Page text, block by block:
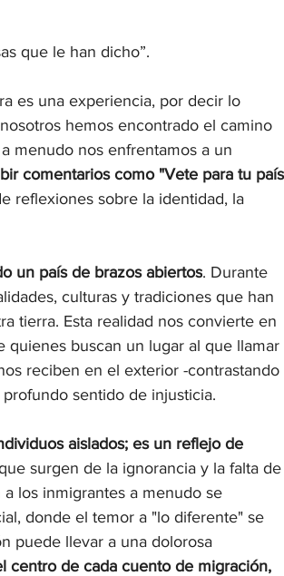
que le han dicho”.
es una experiencia, por decir lo
hemos encontrado el camino
menudo nos enfrentamos a un
comentarios como "Vete para tu
reflexiones sobre la identidad, la
un país de brazos abiertos. Durante
culturas y tradiciones que han
tierra. Esta realidad nos convierte en
buscan un lugar al que llamar
reciben en el exterior -contrastando
sentido de injusticia.
aislados; es un reflejo de
surgen de la ignorancia y la falta
los inmigrantes a menudo se
donde el temor a "lo diferente" se
puede llevar a una dolorosa
centro de cada cuento de migración,